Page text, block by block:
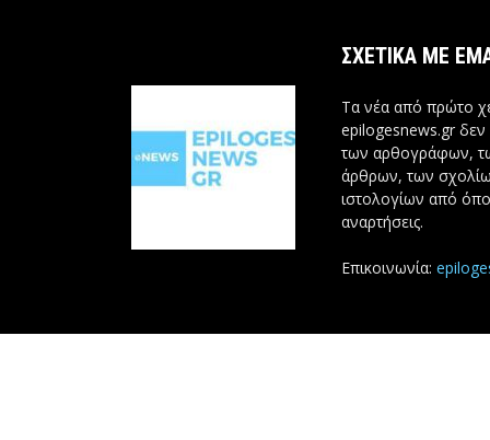
ΣΧΕΤΙΚΆ ΜΕ
Τα νέα από πρώτο
epilogesnews.gr δεν
των αρθογράφων,
άρθρων, των
ιστολογίων από
αναρτήσεις.
Επικοινωνία: